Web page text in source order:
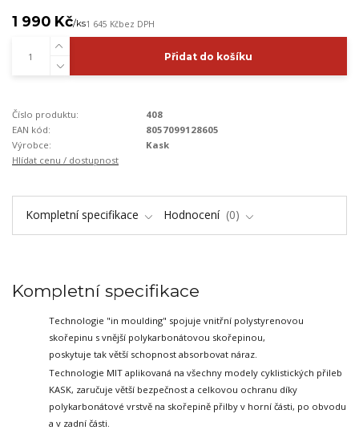
1 990 Kč/ks1 645 Kčbez DPH
Přidat do košíku
Číslo produktu:
408
EAN kód:
8057099128605
Výrobce:
Kask
Hlídat cenu / dostupnost
Kompletní specifikace Hodnocení 0
Kompletní specifikace
Technologie "in moulding" spojuje vnitřní polystyrenovou
skořepinu s vnější polykarbonátovou skořepinou,
poskytuje tak větší schopnost absorbovat náraz.
Technologie MIT aplikovaná na všechny modely cyklistických přileb
KASK, zaručuje větší bezpečnost a celkovou ochranu díky
polykarbonátové vrstvě na skořepině přilby v horní části, po obvodu
a v zadní části.